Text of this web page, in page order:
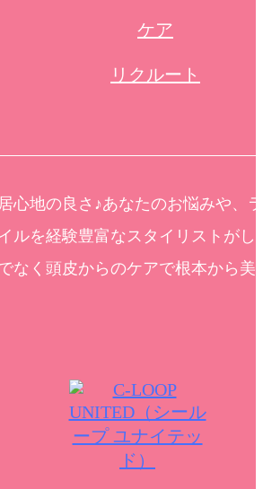
ケア
リクルート
心地の良さ♪あなたのお悩みや、
ルを経験豊富なスタイリストがし
なく頭皮からのケアで根本から美